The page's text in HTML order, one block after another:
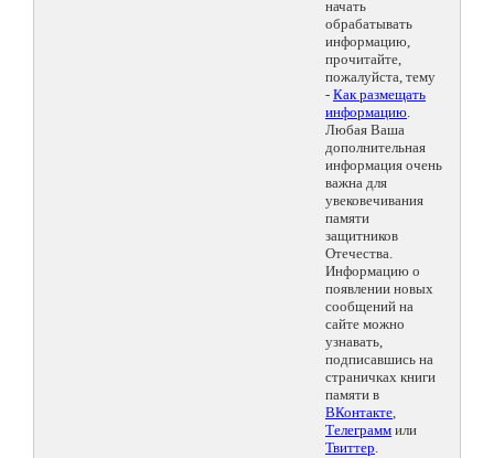
начать
обрабатывать
информацию,
прочитайте,
пожалуйста, тему
- Как размещать
информацию.
Любая Ваша
дополнительная
информация очень
важна для
увековечивания
памяти
защитников
Отечества.
Информацию о
появлении новых
сообщений на
сайте можно
узнавать,
подписавшись на
страничках книги
памяти в
ВКонтакте,
Телеграмм или
Твиттер.